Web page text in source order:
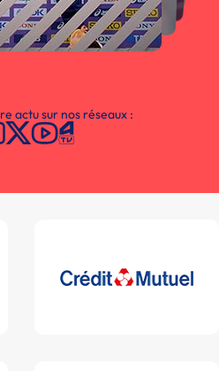
actu sur nos réseaux :